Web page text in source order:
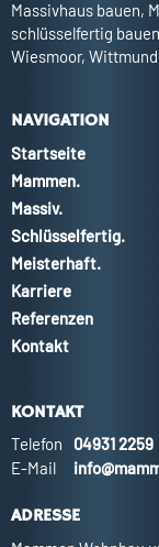
Massivhaus bauen,
schlüsselfertig
Wiesmoor,
NAVIGATION
Startseite
Mammen.
Massiv.
Schlüsselfertig.
Meisterhaft.
Karriere
Referenzen
Kontakt
KONTAKT
Telefon
04931 2259
E-Mail
ADRESSE